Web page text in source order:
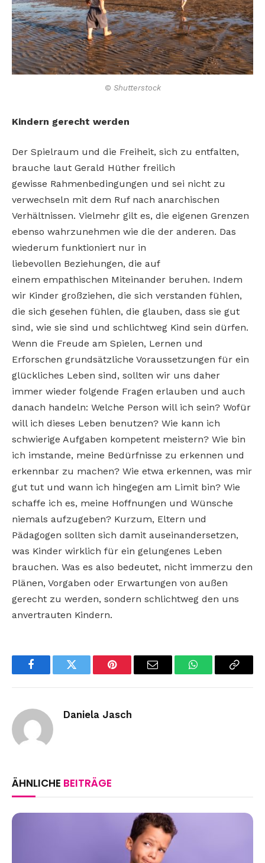
© Shutterstock
Kindern gerecht werden
Der Spielraum und die Freiheit, sich zu entfalten,
brauche laut Gerald Hüther freilich
gewisse Rahmenbedingungen und sei nicht zu
verwechseln mit dem Ruf nach anarchischen
Verhältnissen. Vielmehr gilt es, die eigenen Grenzen
ebenso wahrzunehmen wie die der anderen. Das
wiederum funktioniert nur in
liebevollen Beziehungen, die auf
einem empathischen Miteinander beruhen. Indem
wir Kinder großziehen, die sich verstanden fühlen,
die sich gesehen fühlen, die glauben, dass sie gut
sind, wie sie sind und schlichtweg Kind sein dürfen.
Wenn die Freude am Spielen, Lernen und
Erforschen grundsätzliche Voraussetzungen für ein
glückliches Leben sind, sollten wir uns daher
immer wieder folgende Fragen erlauben und auch
danach handeln: Welche Person will ich sein? Wofür
will ich dieses Leben benutzen? Wie kann ich
schwierige Aufgaben kompetent meistern? Wie bin
ich imstande, meine Bedürfnisse zu erkennen und
erkennbar zu machen? Wie etwa erkennen, was mir
gut tut und wann ich hingegen am Limit bin? Wie
schaffe ich es, meine Hoffnungen und Wünsche
niemals aufzugeben? Kurzum, Eltern und
Pädagogen sollten sich damit auseinandersetzen,
was Kinder wirklich für ein gelungenes Leben
brauchen. Was es also bedeutet, nicht immerzu den
Plänen, Vorgaben oder Erwartungen von außen
gerecht zu werden, sondern schlichtweg den uns
anvertrauten Kindern.
FacebookTwitter Pinterest Email WhatsAppCopy
Daniela Jasch
ÄHNLICHE BEITRÄGE